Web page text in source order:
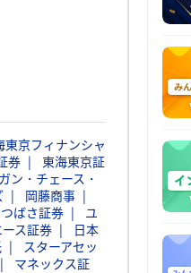
東京フィナンシャ
券
東海東京証
ン・チェース・
岡藤商事
ばさ証券
ユ
ース証券
日本
スターアセッ
マネックス証